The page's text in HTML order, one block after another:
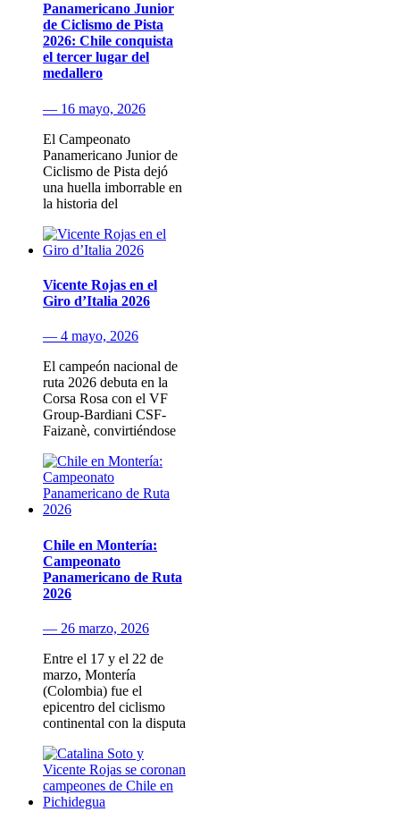
Panamericano Junior
de Ciclismo de Pista
2026: Chile conquista
el tercer lugar del
medallero
— 16 mayo, 2026
El Campeonato
Panamericano Junior de
Ciclismo de Pista dejó
una huella imborrable en
la historia del
Vicente Rojas en el
Giro d’Italia 2026
— 4 mayo, 2026
El campeón nacional de
ruta 2026 debuta en la
Corsa Rosa con el VF
Group-Bardiani CSF-
Faizanè, convirtiéndose
Chile en Montería:
Campeonato
Panamericano de Ruta
2026
— 26 marzo, 2026
Entre el 17 y el 22 de
marzo, Montería
(Colombia) fue el
epicentro del ciclismo
continental con la disputa